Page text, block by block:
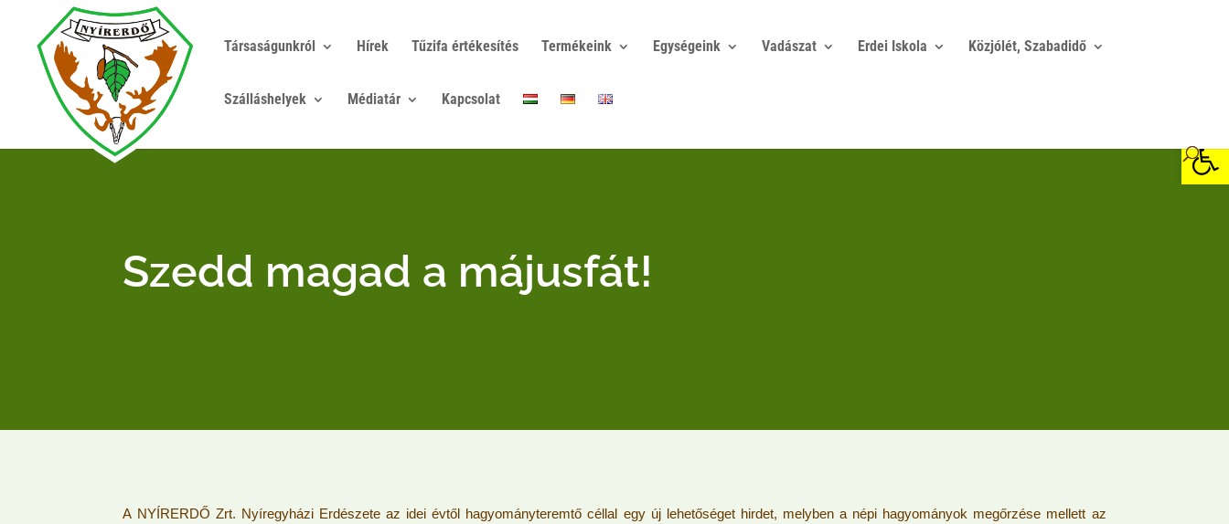
Társaságunkról Hírek Tűzifa értékesítés Termékeink Egységeink Vadászat Erdei Iskola Közjólét, Szabadidő
Szálláshelyek Médiatár Kapcsolat
Szedd magad a májusfát!
A NYÍRERDŐ Zrt. Nyíregyházi Erdészete az idei évtől hagyományteremtő céllal egy új lehetőséget hirdet, melyben a népi hagyományok megőrzése mellett az